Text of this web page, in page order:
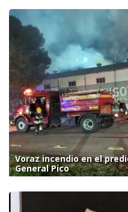
Voraz incendio en el
General Pico